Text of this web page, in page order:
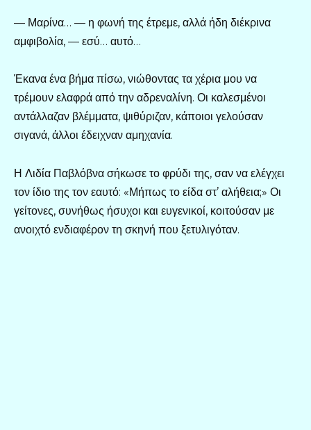
— Μαρίνα… — η φωνή της έτρεμε, αλλά ήδη διέκρινα
αμφιβολία, — εσύ… αυτό…
Έκανα ένα βήμα πίσω, νιώθοντας τα χέρια μου να
τρέμουν ελαφρά από την αδρεναλίνη. Οι καλεσμένοι
αντάλλαζαν βλέμματα, ψιθύριζαν, κάποιοι γελούσαν
σιγανά, άλλοι έδειχναν αμηχανία.
Η Λιδία Παβλόβνα σήκωσε το φρύδι της, σαν να ελέγχει
τον ίδιο της τον εαυτό: «Μήπως το είδα στ’ αλήθεια;» Οι
γείτονες, συνήθως ήσυχοι και ευγενικοί, κοιτούσαν με
ανοιχτό ενδιαφέρον τη σκηνή που ξετυλιγόταν.